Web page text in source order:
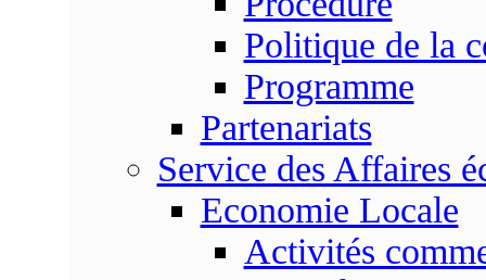
Politique de la
Programme
Partenariats
Service des Affaires
Economie Locale
Activités